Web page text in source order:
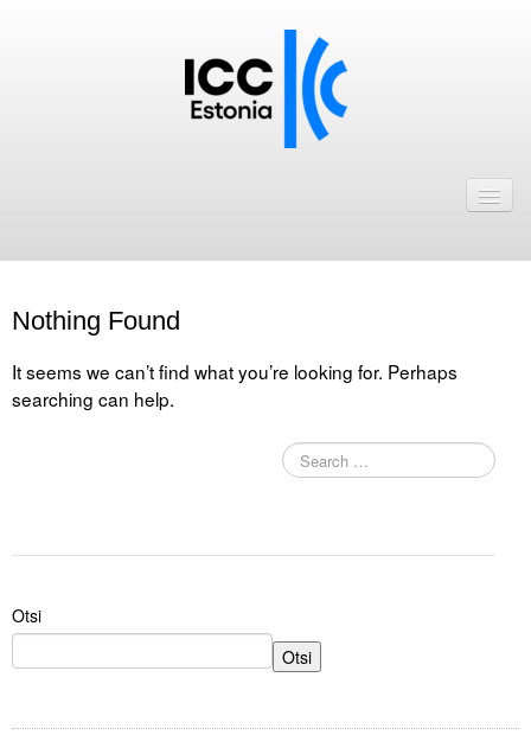
ICC Eesti liikmebaas
Liikmete pakkumised
Publikatsioonid
Arvamus
Viidad
Nothing Found
It seems we can’t find what you’re looking for. Perhaps
searching can help.
Otsi
Otsi